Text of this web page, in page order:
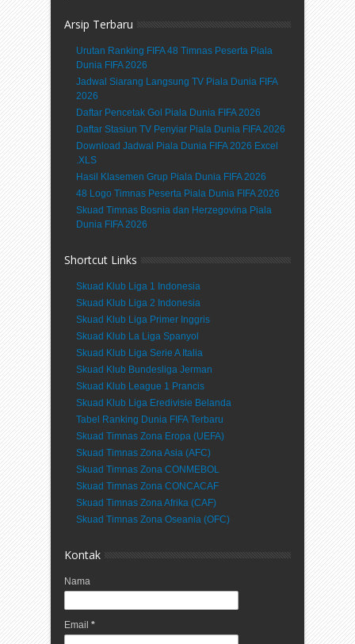
Arsip Terbaru
Urutan Ranking FIFA 48 Timnas Peserta Piala
Dunia FIFA 2026
Jadwal Siarang Langsung TV Piala Dunia FIFA
2026
Daftar Pencetak Gol Piala Dunia FIFA 2026
Daftar Stasiun TV Penyiar Piala Dunia FIFA 2026
Download Jadwal Piala Dunia FIFA 2026 Excel
.XLS
Hasil Klasemen Grup Piala Dunia FIFA 2026
48 Logo Timnas Peserta Piala Dunia FIFA 2026
Skuad Timnas Bosnia dan Herzegovina Piala
Dunia FIFA 2026
Shortcut Links
Skuad Klub Liga 1 Indonesia
Skuad Klub Liga 2 Indonesia
Skuad Klub Liga Primer Inggris
Skuad Klub La Liga Spanyol
Skuad Klub Liga Serie A Italia
Skuad Klub Bundesliga Jerman
Skuad Klub League 1 Prancis
Skuad Klub Liga Eredivisie Belanda
Tabel Ranking Dunia FIFA Terbaru
Skuad Timnas Zona Eropa (UEFA)
Skuad Timnas Zona Asia (AFC)
Skuad Timnas Zona CONMEBOL
Skuad Timnas Zona CONCACAF
Skuad Timnas Zona Afrika (CAF)
Skuad Timnas Zona Oseania (OFC)
Kontak
Nama
Email *